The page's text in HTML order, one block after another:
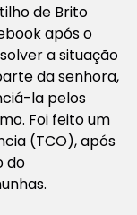
de Brito
após o
a situação
da senhora,
la pelos
Foi feito um
(TCO), após
do